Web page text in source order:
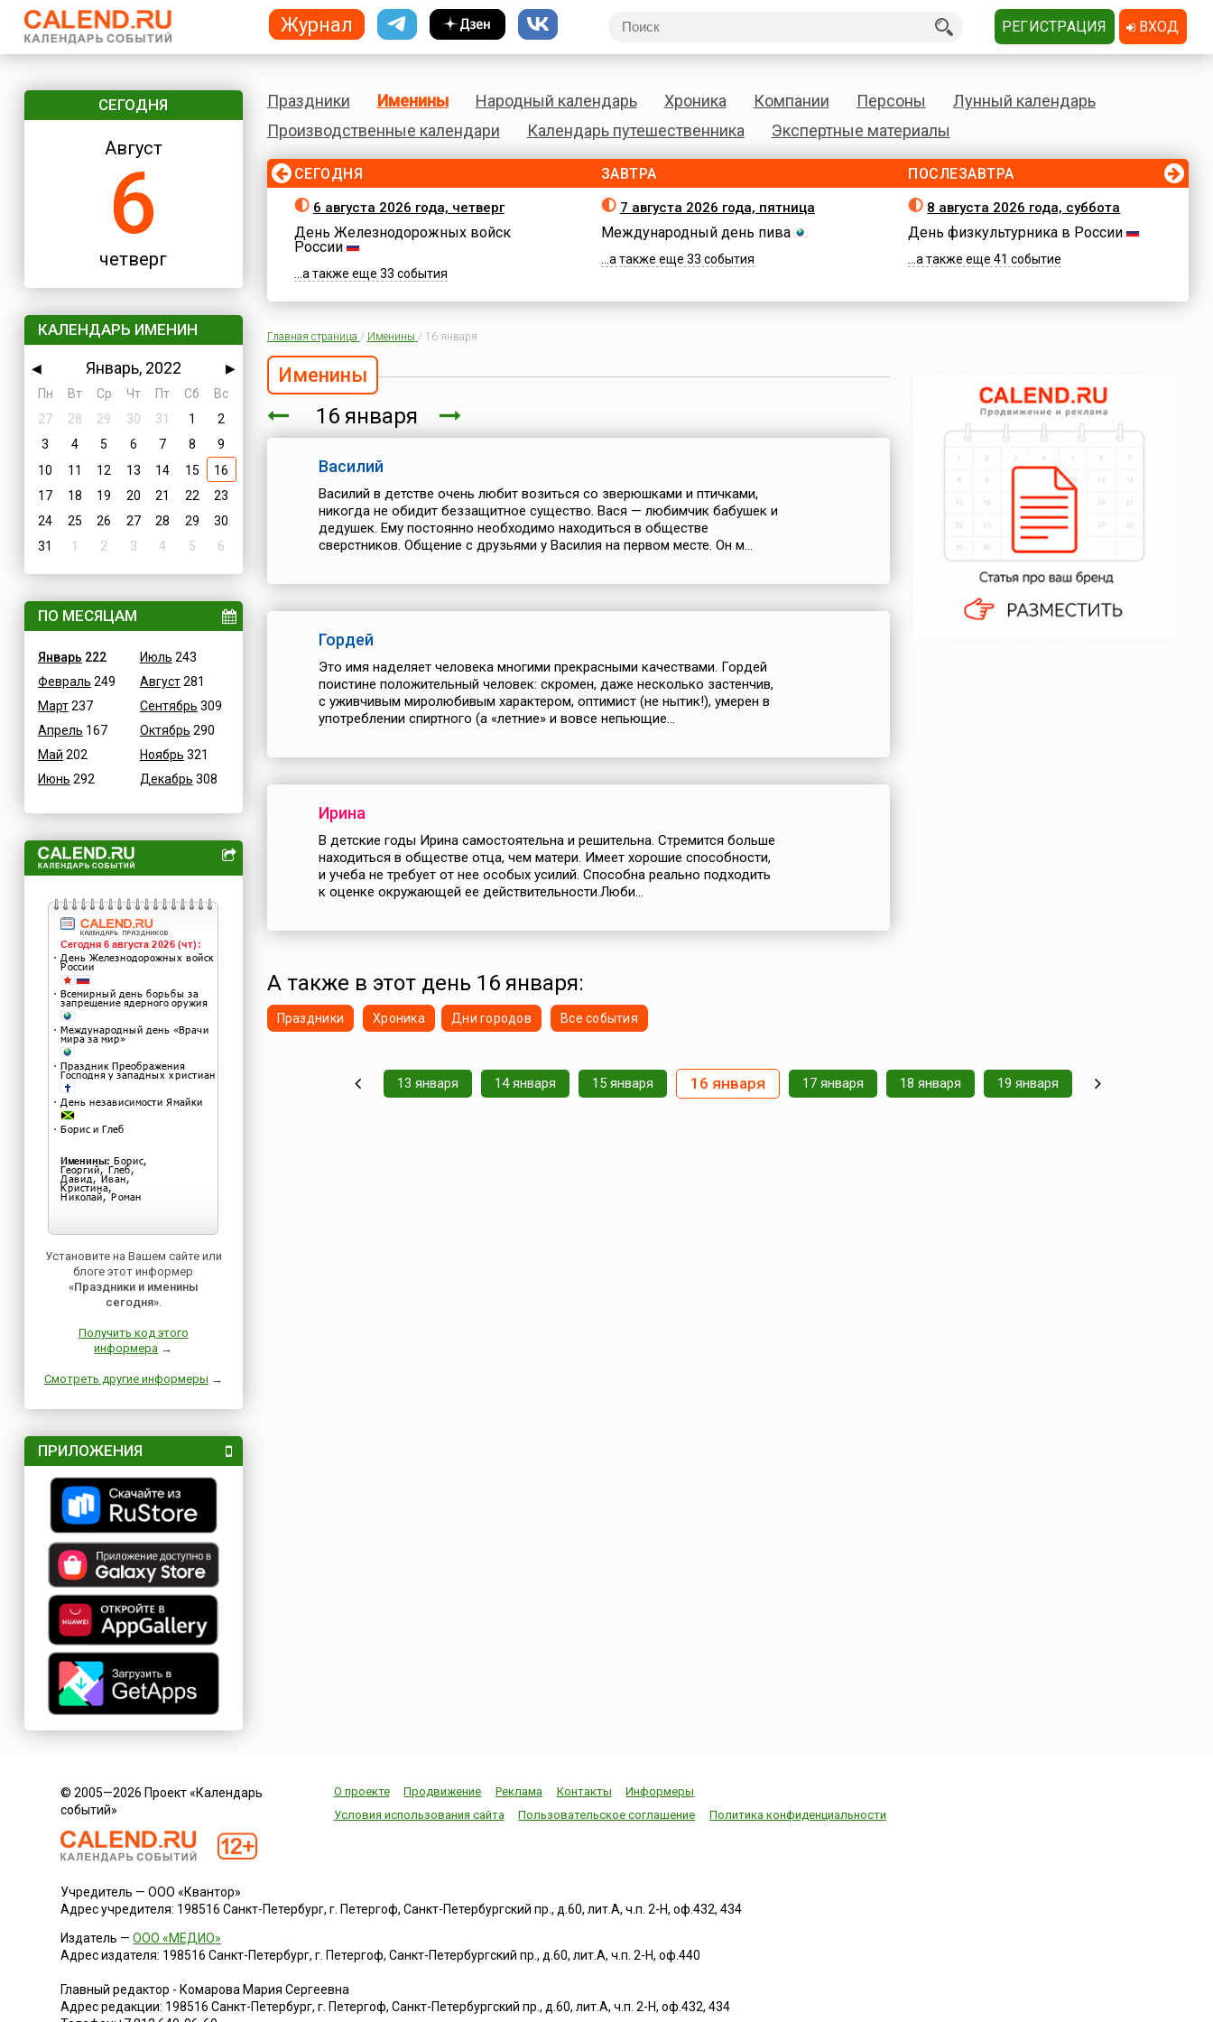
СЕГОДНЯ
Август
6
четверг
КАЛЕНДАРЬ ИМЕНИН
◀ Январь, 2022
▶
Пн
Вт Ср Чт Пт Сб
Вс
27
28 29 30 31 1
2
3
4 5 6 7 8
9
10
11 12 13 14 15
16
17
18 19 20 21 22
23
24
25 26 27 28 29
30
31
1 2 3 4 5 6
ПО МЕСЯЦАМ
Январь 222
Февраль 249
Март237
Апрель 167
Май 202
Июнь 292
Июль 243
Август281
Сентябрь 309
Октябрь 290
Ноябрь 321
Декабрь 308
Установите на Вашем сайте или
блоге этот информер
«Праздники и именины
сегодня».
Получить код этого
информера →
Смотреть другие информеры →
ПРИЛОЖЕНИЯ
Праздники Именины Народный календарь Хроника Компании Персоны
Лунный календарь
Производственные календари
Календарь путешественника Экспертные материалы
СЕГОДНЯ
6 августа 2026 года, четверг
День Железнодорожных войск
России
...а также еще 33 события
ЗАВТРА
7 августа 2026 года, пятница
Международный день пива
...а также еще 33 события
ПОСЛЕЗАВТРА
8 августа 2026 года, суббота
День физкультурника в России
...а также еще 41 событие
Главная страница / Именины / 16 января
Именины
16 января
Василий
Василий в детстве очень любит возиться со зверюшками и птичками,
никогда не обидит беззащитное существо. Вася — любимчик бабушек и
дедушек. Ему постоянно необходимо находиться в обществе
сверстников. Общение с друзьями у Василия на первом месте. Он м...
Гордей
Это имя наделяет человека многими прекрасными качествами. Гордей
поистине положительный человек: скромен, даже несколько застенчив,
с уживчивым миролюбивым характером, оптимист (не нытик!), умерен в
употреблении спиртного (а «летние» и вовсе непьющие...
Ирина
В детские годы Ирина самостоятельна и решительна. Стремится больше
находиться в обществе отца, чем матери. Имеет хорошие способности,
и учеба не требует от нее особых усилий. Способна реально подходить
к оценке окружающей ее действительности.Люби...
А также в этот день 16 января:
Праздники Хроника Дни городов Все события
13 января 14 января 15 января 16 января 17 января 18 января 19 января
© 2005—2026 Проект «Календарь
событий»
О проекте Продвижение Реклама Контакты
Информеры
Условия использования сайта
Пользовательское соглашение Политика конфиденциальности
Учредитель — ООО «Квантор»
Адрес учредителя: 198516 Санкт-Петербург, г. Петергоф, Санкт-Петербургский пр., д.60, лит.А, ч.п. 2-Н, оф.432, 434
Издатель —ООО «МЕДИО»
Адрес издателя: 198516 Санкт-Петербург, г. Петергоф, Санкт-Петербургский пр., д.60, лит.А, ч.п. 2-Н, оф.440
Главный редактор - Комарова Мария Сергеевна
Адрес редакции: 198516 Санкт-Петербург, г. Петергоф,Санкт-Петербургский пр., д.60, лит.А, ч.п. 2-Н, оф.432, 434
Журнал РЕГИСТРАЦИЯ ВХОД